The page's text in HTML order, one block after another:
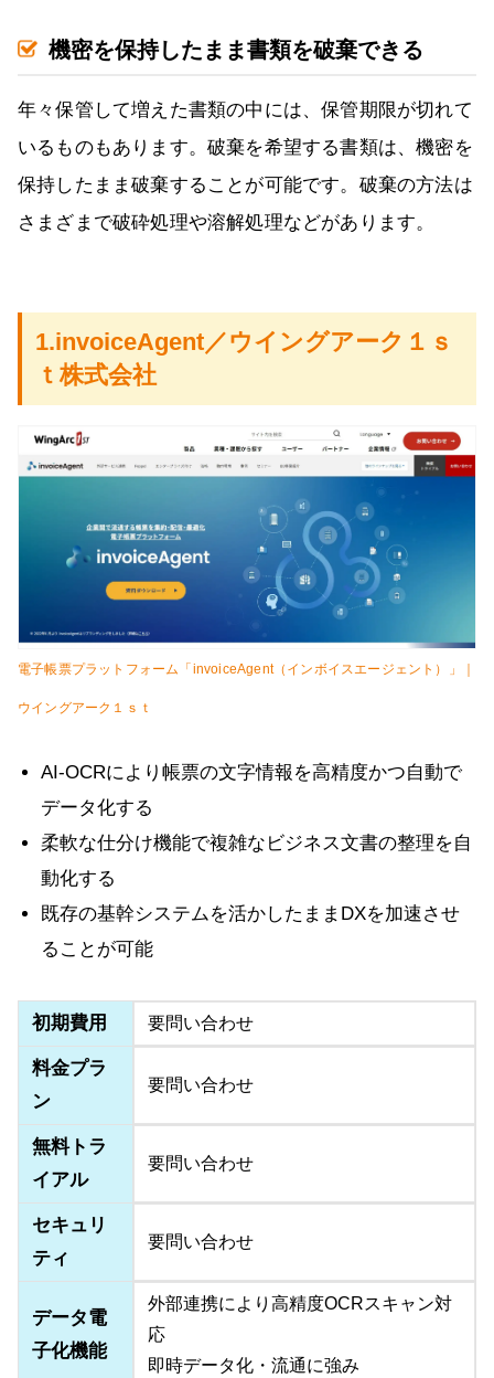
機密を保持したまま書類を破棄できる
年々保管して増えた書類の中には、保管期限が切れて
いるものもあります。破棄を希望する書類は、機密を
保持したまま破棄することが可能です。破棄の方法は
さまざまで破砕処理や溶解処理などがあります。
1.invoiceAgent／ウイングアーク１ｓ
ｔ株式会社
電子帳票プラットフォーム「invoiceAgent（インボイスエージェント）」｜
ウイングアーク１ｓｔ
AI-OCRにより帳票の文字情報を高精度かつ自動で
データ化する
柔軟な仕分け機能で複雑なビジネス文書の整理を自
動化する
既存の基幹システムを活かしたままDXを加速させ
ることが可能
初期費用 要問い合わせ
料金プラ
ン
要問い合わせ
無料トラ
イアル
要問い合わせ
セキュリ
ティ
要問い合わせ
データ電
子化機能
外部連携により高精度OCRスキャン対
応
即時データ化・流通に強み